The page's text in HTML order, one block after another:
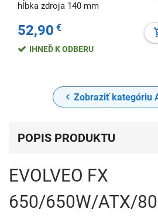
hĺbka zdroja 140 mm
52,90 €
IHNEĎ K ODBERU
Zobraziť kategóriu
POPIS PRODUKTU
EVOLVEO FX
650/650W/ATX/